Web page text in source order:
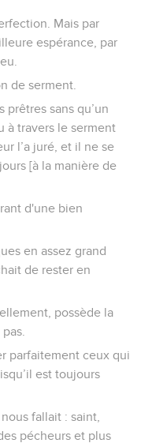
Mais par
espérance, par
de serment.
prêtres sans qu’un
à travers le serment
l’a juré, et il ne se
[à la manière de
d'une bien
en assez grand
de rester en
possède la
parfaitement ceux qui
est toujours
fallait : saint,
pécheurs et plus